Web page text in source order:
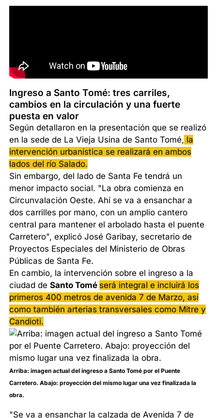
Ingreso a Santo Tomé: tres carriles,
cambios en la circulación y una fuerte
puesta en valor
Según detallaron en la presentación que se realizó
en la sede de La Vieja Usina de Santo Tomé, la
intervención urbanística se realizará en ambos
lados del río Salado.
Sin embargo, del lado de Santa Fe tendrá un
menor impacto social. "La obra comienza en
Circunvalación Oeste. Ahí se va a ensanchar a
dos carrilles por mano, con un amplio cantero
central para mantener el arbolado hasta el puente
Carretero", explicó José Garibay, secretario de
Proyectos Especiales del Ministerio de Obras
Públicas de Santa Fe.
En cambio, la intervención sobre el ingreso a la
ciudad deSanto Tomé será integral e incluirá los
primeros 400 metros de avenida 7 de Marzo, así
como también arterias transversales como Mitre y
Candioti.
Arriba: imagen actual del ingreso a Santo Tomé por el Puente
Carretero. Abajo: proyección del mismo lugar una vez finalizada la
obra.
"Se va a ensanchar la calzada de Avenida 7 de